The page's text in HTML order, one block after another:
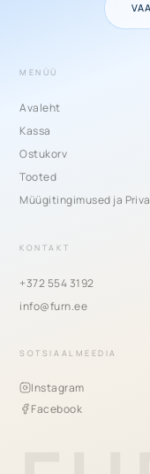
MENÜÜ
Avaleht
Kassa
Ostukorv
Tooted
Müügitingimused ja
KONTAKT
+372 554 3192
info@furn.ee
SOTSIAALMEEDIA
Instagram
Facebook